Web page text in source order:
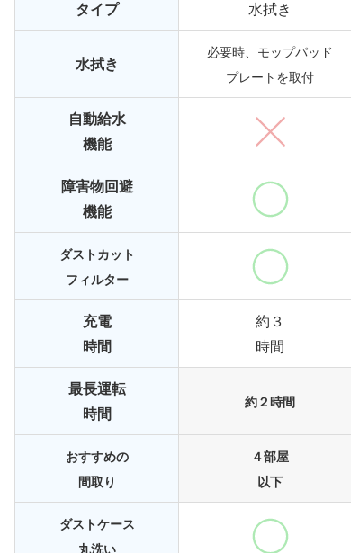
タイプ
水拭き
水拭き
必要時、モップパッド
プレートを取付
自動給水
機能
障害物回避
機能
ダストカット
フィルター
充電
時間
約３
時間
最長運転
時間
約２時間
おすすめの
間取り
４部屋
以下
ダストケース
丸洗い